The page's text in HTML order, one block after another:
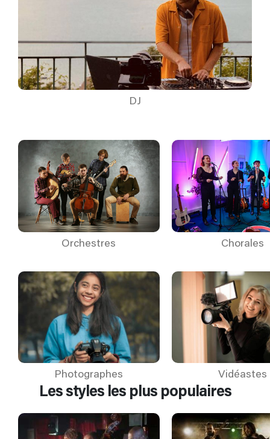
DJ
Orchestres Chorales
Photographes Vidéastes
Les styles les plus populaires